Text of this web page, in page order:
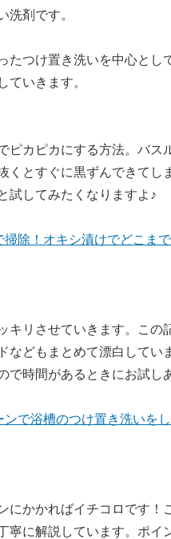
洗剤です。
たつけ置き洗いを中心とし
ていきます。
ピカピカにする方法。バ
くとすぐに黒ずんできてし
試してみたくなりますよ♪
除！オキシ漬けでどこま
キリさせていきます。この
などもまとめて漂白してい
で時間があるときにお試し
で浴槽のつけ置き洗いを
にかかればイチコロです
寧に解説しています。ポイ